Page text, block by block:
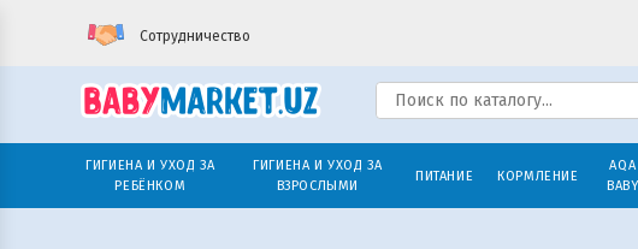
Сотрудничество
ГИГИЕНА И УХОД ЗА
РЕБЁНКОМ
ГИГИЕНА И УХОД ЗА
ВЗРОСЛЫМИ
ПИТАНИЕ КОРМЛЕНИЕ
AQA
BABY